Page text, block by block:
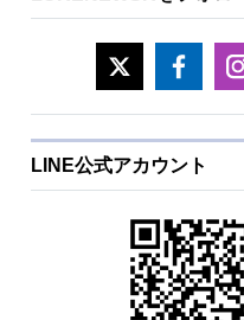
LINE公式アカウント